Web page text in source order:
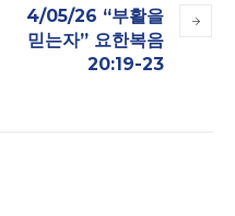
4/05/26 “부활을
믿는자” 요한복음
20:19-23